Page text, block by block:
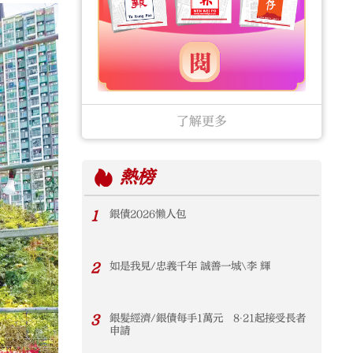
了解更多
熱榜
1 銀債2026懶人包
2 如是我見/忠義千年 誠善一城\李 輝
3
銀髮經濟/銀債每手1萬元 8‧21起接受長者
申請